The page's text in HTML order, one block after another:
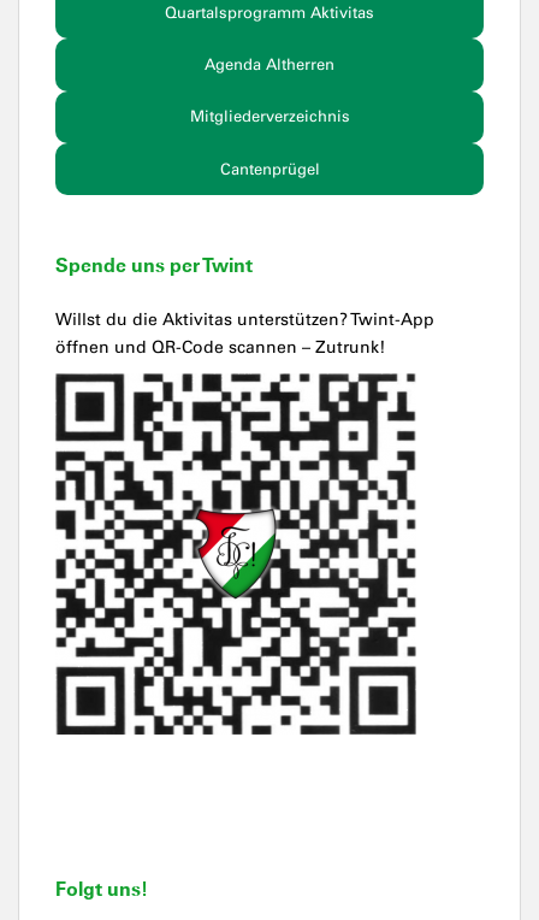
Quartalsprogramm Aktivitas
Agenda Altherren
Mitgliederverzeichnis
Cantenprügel
Spende uns per Twint
Willst du die Aktivitas unterstützen? Twint-App
öffnen und QR-Code scannen – Zutrunk!
Folgt uns!